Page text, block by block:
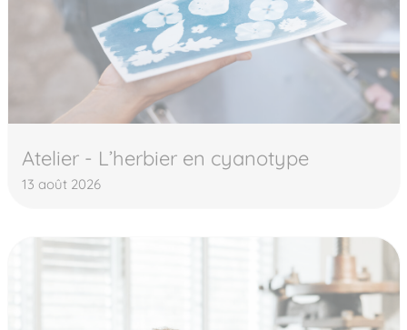
Atelier - L’herbier en cyanotype
13 août 2026